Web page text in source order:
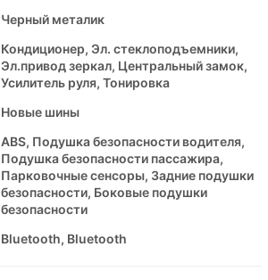
Черный металик
Кондиционер, Эл. стеклоподъемники,
Эл.привод зеркал, Центральный замок,
Усилитель руля, Тонировка
Новые шины
ABS, Подушка безопасности водителя,
Подушка безопасности пассажира,
Парковочные сенсоры, Задние подушки
безопасности, Боковые подушки
безопасности
Bluetooth, Bluetooth